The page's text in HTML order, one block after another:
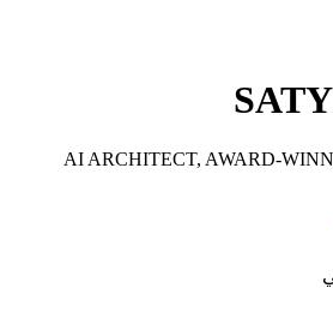
AI ARCHITECT, AWARD-